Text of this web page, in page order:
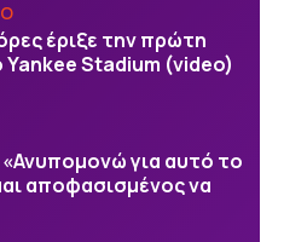
έριξε την πρώτη
Stadium (video)
για αυτό το
αποφασισμένος να